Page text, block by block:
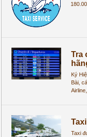
Tra
Ký
Bài,
Taxi